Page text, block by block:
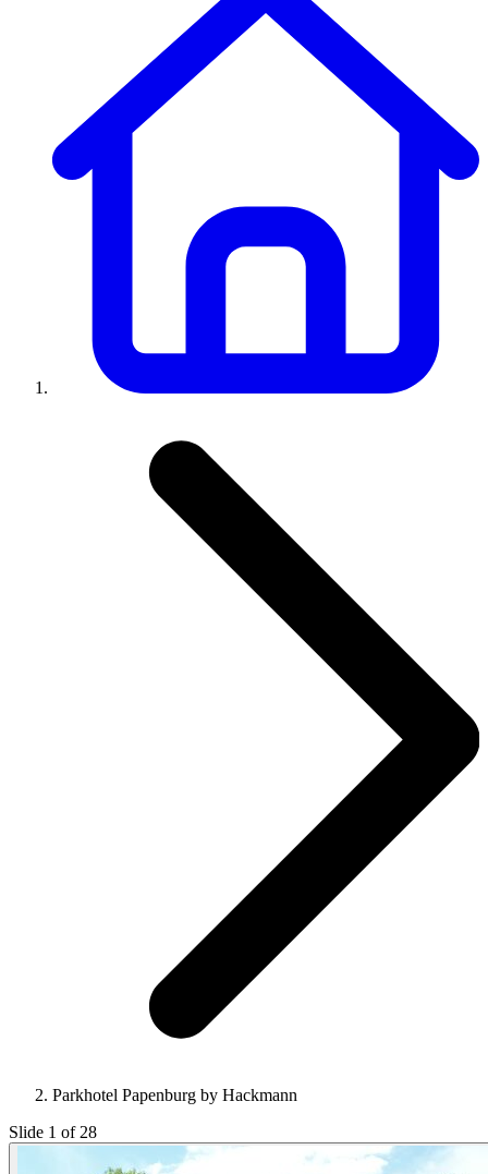
Parkhotel Papenburg by Hackmann
Slide 1 of 28